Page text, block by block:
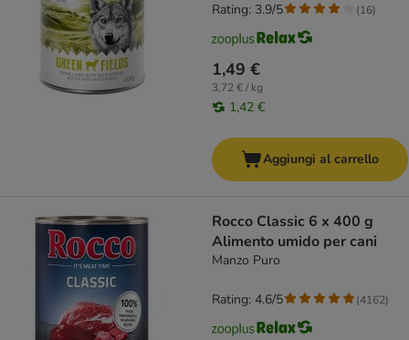
1,49 €
3,72 € / kg
1,42 €
Rating: 3.9/5 (16)
Aggiungi al carrello
Rocco Classic 6 x 400 g
Alimento umido per cani
Manzo Puro
Rating: 4.6/5 (4162)